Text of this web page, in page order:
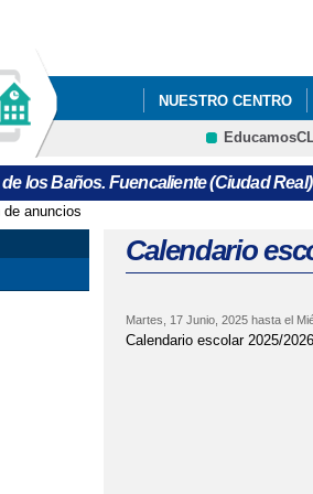
NUESTRO CENTRO
ACTIVIDAD STEAM
CONVIVENCIA
DÍA INTERNACIONAL
HEALTHY LUNCH
CRFP
los Baños. Fuencaliente (Ciudad Real)
aquí
de anuncios
Calendario
Martes, 17 Junio, 2025hasta el
Calendario escolar 2025/2026